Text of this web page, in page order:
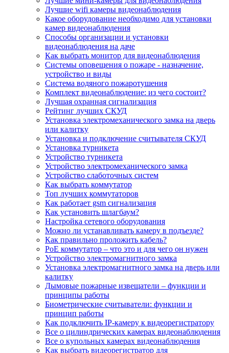
Лучшие wifi камеры видеонаблюдения
Какое оборудование необходимо для установки
камер видеонаблюдения
Способы организации и установки
видеонаблюдения на даче
Как выбрать монитор для видеонаблюдения
Системы оповещения о пожаре - назначение,
устройство и виды
Система водяного пожаротушения
Комплект видеонаблюдение: из чего состоит?
Лучшая охранная сигнализация
Рейтинг лучших СКУД
Установка электромеханического замка на дверь
или калитку
Установка и подключение считывателя СКУД
Установка турникета
Устройство турникета
Устройство электромеханического замка
Устройство слаботочных систем
Как выбрать коммутатор
Топ лучших коммутаторов
Как работает gsm сигнализация
Как установить шлагбаум?
Настройка сетевого оборудования
Можно ли устанавливать камеру в подъезде?
Как правильно проложить кабель?
PoE коммутатор – что это и для чего он нужен
Устройство электромагнитного замка
Установка электромагнитного замка на дверь или
калитку
Дымовые пожарные извещатели – функции и
принципы работы
Биометрические считыватели: функции и
принцип работы
Как подключить IP-камеру к видеорегистратору
Все о цилиндрических камерах видеонаблюдения
Все о купольных камерах видеонаблюдения
Как выбрать видеорегистратор для